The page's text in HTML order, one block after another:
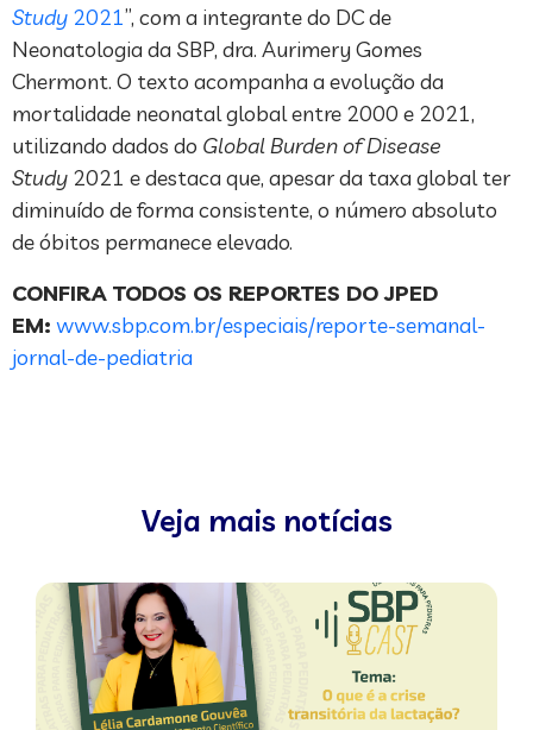
Study 2021”, com a integrante do DC de
Neonatologia da SBP, dra. Aurimery Gomes
Chermont. O texto acompanha a evolução da
mortalidade neonatal global entre 2000 e 2021,
utilizando dados do Global Burden of Disease
Study 2021 e destaca que, apesar da taxa global ter
diminuído de forma consistente, o número absoluto
de óbitos permanece elevado.
CONFIRA TODOS OS REPORTES DO JPED
EM: www.sbp.com.br/especiais/reporte-semanal-
jornal-de-pediatria
Veja mais notícias